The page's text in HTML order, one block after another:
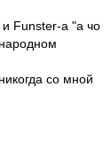
Funster-а "а чо
со мной